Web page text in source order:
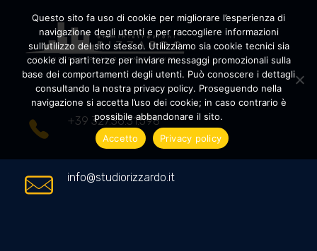
Amministrazioni Rizzardo
+39 327.36.31.598
info@studiorizzardo.it
Questo sito fa uso di cookie per migliorare l’esperienza di
navigazione degli utenti e per raccogliere informazioni
sull’utilizzo del sito stesso. Utilizziamo sia cookie tecnici sia
cookie di parti terze per inviare messaggi promozionali sulla
base dei comportamenti degli utenti. Può conoscere i dettagli
consultando la nostra privacy policy. Proseguendo nella
navigazione si accetta l’uso dei cookie; in caso contrario è
possibile abbandonare il sito.
Accetto
Privacy policy